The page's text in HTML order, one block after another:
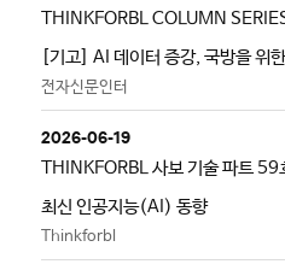
THINKFORBL COLUMN
[기고] AI 데이터 증강, 국방을 위
전자신문인터
2026-06-19
THINKFORBL 사보 기술 파트 59
최신 인공지능(AI) 동향
Thinkforbl